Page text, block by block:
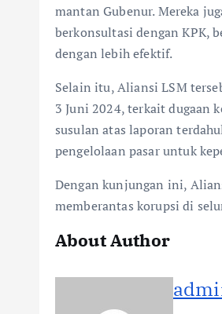
mantan Gubenur. Mereka
berkonsultasi dengan KPK,
dengan lebih efektif.
Selain itu, Aliansi LSM
3 Juni 2024, terkait dugaan
susulan atas laporan
pengelolaan pasar untuk
Dengan kunjungan ini,
memberantas korupsi di
About Author